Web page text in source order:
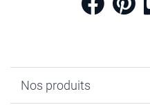
Nos produits